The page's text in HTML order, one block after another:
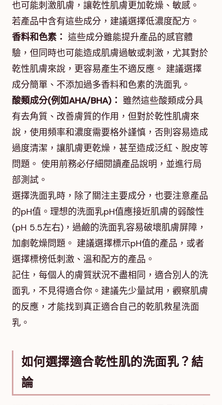
也可能刺激肌膚，讓乾性肌膚更加乾燥、敏感。
若產品中含有這些成分，建議選擇低濃度配方。
香料和色素： 這些成分雖能提升產品的感官體
驗，但同時也可能造成肌膚過敏或刺激，尤其對於
乾性肌膚來說，更容易產生不適反應。 建議選擇
成分簡單、不添加過多香料和色素的洗面乳。
酸類成分(例如AHA/BHA)： 雖然這些酸類成分具
有去角質、改善膚質的作用，但對於乾性肌膚來
說，使用頻率和濃度需要格外謹慎，否則容易造成
過度清潔，讓肌膚更乾燥，甚至造成泛紅、脫皮等
問題。 使用前務必仔細閱讀產品說明，並進行局
部測試。
選擇洗面乳時，除了關注主要成分，也要注意產品
的pH值。理想的洗面乳pH值應接近肌膚的弱酸性
(pH 5.5左右)，過鹼的洗面乳容易破壞肌膚屏障，
加劇乾燥問題。 建議選擇標示pH值的產品，或者
選擇標榜低刺激、溫和配方的產品。
記住，每個人的膚質狀況不盡相同，適合別人的洗
面乳，不見得適合你。建議先少量試用，觀察肌膚
的反應，才能找到真正適合自己的乾肌救星洗面
乳。
如何選擇適合乾性肌的洗面乳？結
論